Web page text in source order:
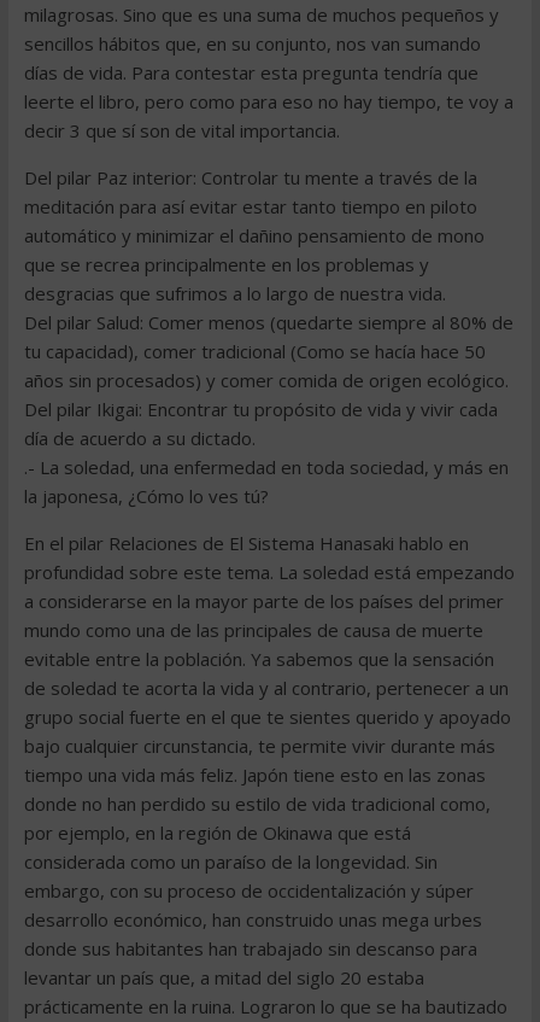
milagrosas. Sino que es una suma de muchos pequeños y
sencillos hábitos que, en su conjunto, nos van sumando
días de vida. Para contestar esta pregunta tendría que
leerte el libro, pero como para eso no hay tiempo, te voy a
decir 3 que sí son de vital importancia.
Del pilar Paz interior: Controlar tu mente a través de la
meditación para así evitar estar tanto tiempo en piloto
automático y minimizar el dañino pensamiento de mono
que se recrea principalmente en los problemas y
desgracias que sufrimos a lo largo de nuestra vida.
Del pilar Salud: Comer menos (quedarte siempre al 80% de
tu capacidad), comer tradicional (Como se hacía hace 50
años sin procesados) y comer comida de origen ecológico.
Del pilar Ikigai: Encontrar tu propósito de vida y vivir cada
día de acuerdo a su dictado.
.- La soledad, una enfermedad en toda sociedad, y más en
la japonesa, ¿Cómo lo ves tú?
En el pilar Relaciones de El Sistema Hanasaki hablo en
profundidad sobre este tema. La soledad está empezando
a considerarse en la mayor parte de los países del primer
mundo como una de las principales de causa de muerte
evitable entre la población. Ya sabemos que la sensación
de soledad te acorta la vida y al contrario, pertenecer a un
grupo social fuerte en el que te sientes querido y apoyado
bajo cualquier circunstancia, te permite vivir durante más
tiempo una vida más feliz. Japón tiene esto en las zonas
donde no han perdido su estilo de vida tradicional como,
por ejemplo, en la región de Okinawa que está
considerada como un paraíso de la longevidad. Sin
embargo, con su proceso de occidentalización y súper
desarrollo económico, han construido unas mega urbes
donde sus habitantes han trabajado sin descanso para
levantar un país que, a mitad del siglo 20 estaba
prácticamente en la ruina. Lograron lo que se ha bautizado